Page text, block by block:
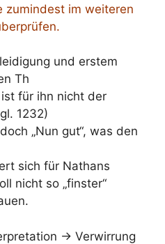
zumindest im weiteren
und erstem
Th
für ihn nicht der
1232)
„Nun gut“, was den
sich für Nathans
nicht so „finster“
-> Verwirrung